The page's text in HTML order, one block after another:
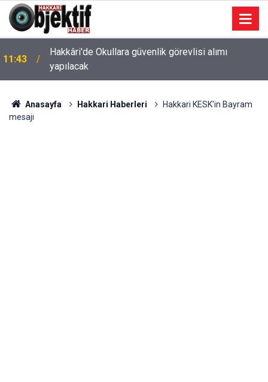
11:43
Hakkâri'de Okullara güvenlik görevlisi alımı
yapılacak
Anasayfa Hakkari Haberleri
Hakkari KESK'in Bayram
mesajı